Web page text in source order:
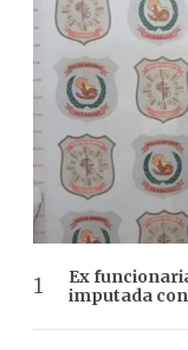
Ex
imputada